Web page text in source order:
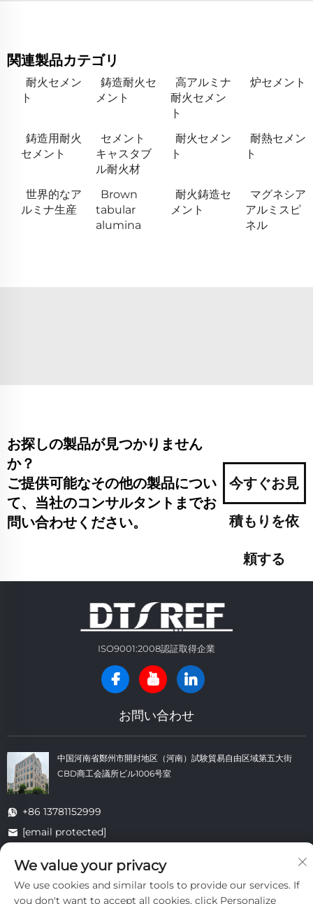
関連製品カテゴリ
耐火セメン
ト
鋳造耐火セ
メント
高アルミナ
耐火セメン
ト
炉セメント
鋳造用耐火
セメント
セメント
キャスタブ
ル耐火材
耐火セメン
ト
耐熱セメン
ト
世界的なア
ルミナ生産
Brown
tabular
alumina
耐火鋳造セ
メント
マグネシア
アルミスピ
ネル
お探しの製品が見つかりません
か？
ご提供可能なその他の製品につい
て、当社のコンサルタントまでお
問い合わせください。
今すぐお見
積もりを依
頼する
ISO9001:2008認証取得企業
お問い合わせ
中国河南省鄭州市開封地区（河南）試験貿易自由区域第五大街
CBD商工会議所ビル1006号室
+86 13781152999
[email protected]
著作権 © 開封大同耐火材料有限公司 すべての権利を留保します。 - プラ
イバシーポリシー - ブログ
We value your privacy
We use cookies and similar tools to provide our services. If
you don't want to accept all cookies, click Personalize